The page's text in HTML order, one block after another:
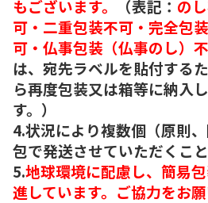
もございます。
（表記： の
可・二重包装不可・完全包
可・仏事包装（仏事のし）不
は、宛先ラベルを貼付する
ら再度包装又は箱等に納入
す。）
4.状況により複数個（原則
包で発送させていただくこと
5.地球環境に配慮し、簡易
進しています。ご協力をお願